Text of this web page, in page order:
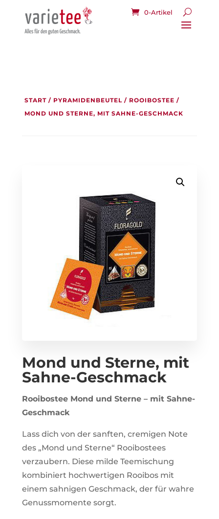
0-Artikel
START/ PYRAMIDENBEUTEL/ ROOIBOSTEE /
MOND UND STERNE, MIT SAHNE-GESCHMACK
Mond und Sterne, mit
Sahne-Geschmack
Rooibostee Mond und Sterne – mit Sahne-
Geschmack
Lass dich von der sanften, cremigen Note
des „Mond und Sterne“ Rooibostees
verzaubern. Diese milde Teemischung
kombiniert hochwertigen Rooibos mit
einem sahnigen Geschmack, der für wahre
Genussmomente sorgt.